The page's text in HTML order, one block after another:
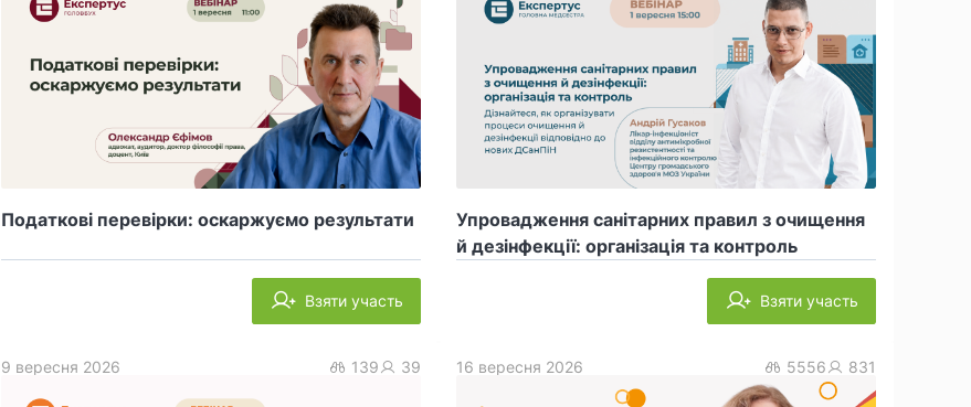
Податкові перевірки: оскаржуємо результати
Взяти участь
Упровадження санітарних правил з очищення
й дезінфекції: організація та контроль
Взяти участь
9 вересня 2026 139 39 16 вересня 2026 5556 831